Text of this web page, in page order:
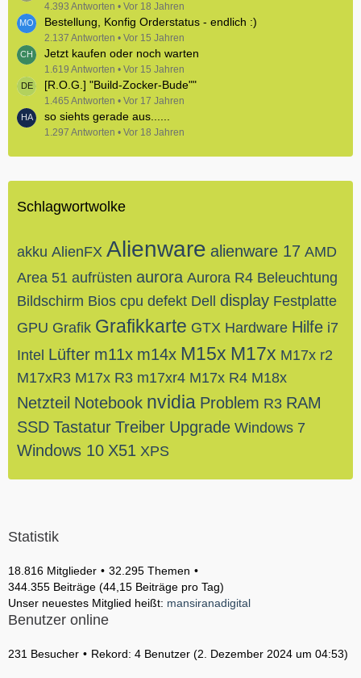
4.393 Antworten Vor 18 Jahren
Bestellung, Konfig Orderstatus - endlich :)
2.137 Antworten Vor 15 Jahren
Jetzt kaufen oder noch warten
1.619 Antworten Vor 15 Jahren
[R.O.G.] "Build-Zocker-Bude""
1.465 Antworten Vor 17 Jahren
so siehts gerade aus......
1.297 Antworten Vor 18 Jahren
Schlagwortwolke
akku AlienFX Alienware alienware 17 AMD
Area 51 aufrüsten aurora Aurora R4 Beleuchtung
Bildschirm Bios cpu defekt Dell display Festplatte
GPU Grafik Grafikkarte GTX Hardware Hilfe i7
Intel Lüfter m11x m14x M15x M17x M17x r2
M17xR3 M17x R3 m17xr4 M17x R4 M18x
Netzteil Notebook nvidia Problem R3 RAM
SSD Tastatur Treiber Upgrade Windows 7
Windows 10 X51 XPS
Statistik
18.816 Mitglieder
32.295 Themen
344.355 Beiträge (44,15 Beiträge pro Tag)
Unser neuestes Mitglied heißt: mansiranadigital
Benutzer online
231 Besucher Rekord: 4 Benutzer (2. Dezember 2024 um 04:53)